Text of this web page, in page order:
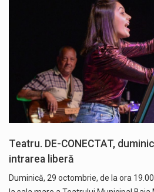
Teatru. DE-CONECTAT,
intrarea liberă
Duminică, 29 octombrie, de la ora